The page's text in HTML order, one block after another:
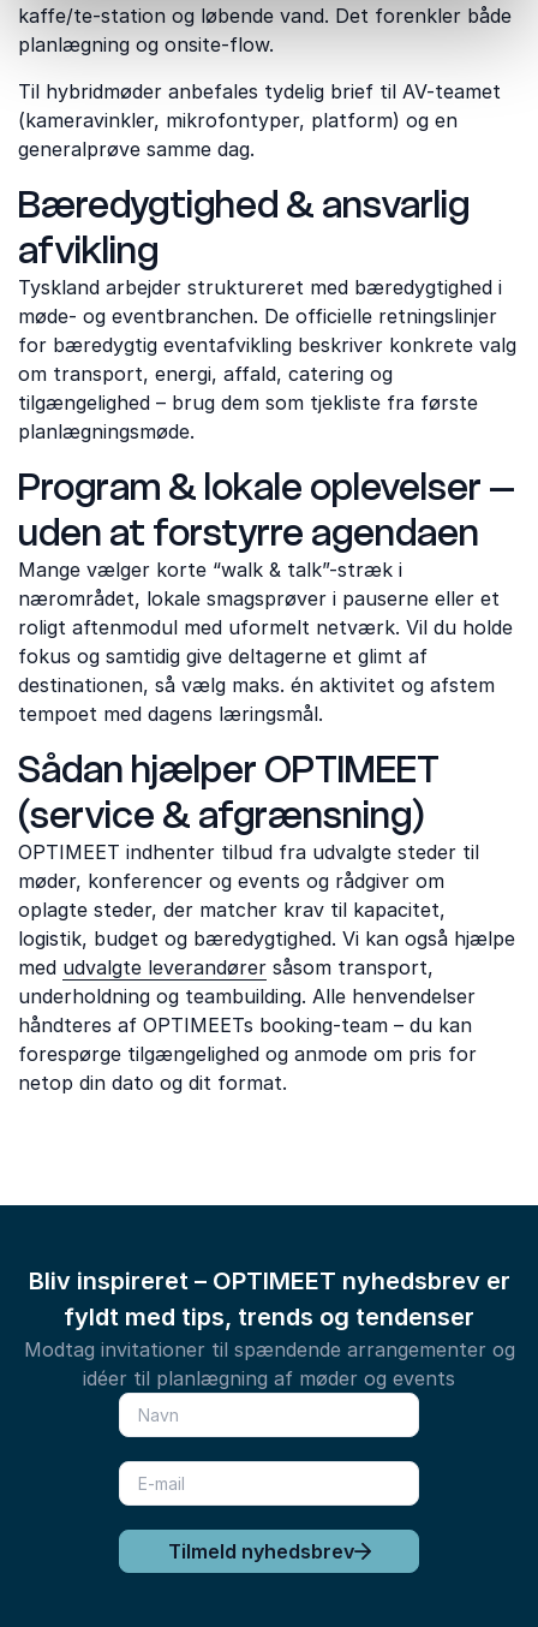
kaffe/te-station og løbende vand. Det forenkler både
planlægning og onsite-flow.
Til hybridmøder anbefales tydelig brief til AV-teamet
(kameravinkler, mikrofontyper, platform) og en
generalprøve samme dag.
Bæredygtighed & ansvarlig
afvikling
Tyskland arbejder struktureret med bæredygtighed i
møde- og eventbranchen. De officielle retningslinjer
for bæredygtig eventafvikling beskriver konkrete valg
om transport, energi, affald, catering og
tilgængelighed – brug dem som tjekliste fra første
planlægningsmøde.
Program & lokale oplevelser –
uden at forstyrre agendaen
Mange vælger korte “walk & talk”-stræk i
nærområdet, lokale smagsprøver i pauserne eller et
roligt aftenmodul med uformelt netværk. Vil du holde
fokus og samtidig give deltagerne et glimt af
destinationen, så vælg maks. én aktivitet og afstem
tempoet med dagens læringsmål.
Sådan hjælper OPTIMEET
(service & afgrænsning)
OPTIMEET indhenter tilbud fra udvalgte steder til
møder, konferencer og events og rådgiver om
oplagte steder, der matcher krav til kapacitet,
logistik, budget og bæredygtighed. Vi kan også hjælpe
med udvalgte leverandører såsom transport,
underholdning og teambuilding. Alle henvendelser
håndteres af OPTIMEETs booking-team – du kan
forespørge tilgængelighed og anmode om pris for
netop din dato og dit format.
Bliv inspireret – OPTIMEET nyhedsbrev er
fyldt med tips, trends og tendenser
Modtag invitationer til spændende arrangementer og
idéer til planlægning af møder og events
Tilmeld nyhedsbrev